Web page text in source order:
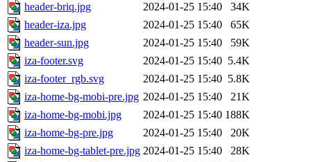
header-briq.jpg
2024-01-25 15:40
34K
header-iza.jpg
2024-01-25 15:40
65K
header-sun.jpg
2024-01-25 15:40
59K
iza-footer.svg
2024-01-25 15:40 5.4K
iza-footer_rgb.svg
2024-01-25 15:40 5.8K
iza-home-bg-mobi-pre.jpg 2024-01-25 15:40
21K
iza-home-bg-mobi.jpg
2024-01-25 15:40 188K
iza-home-bg-pre.jpg
2024-01-25 15:40
20K
iza-home-bg-tablet-pre.jpg 2024-01-25 15:40
28K